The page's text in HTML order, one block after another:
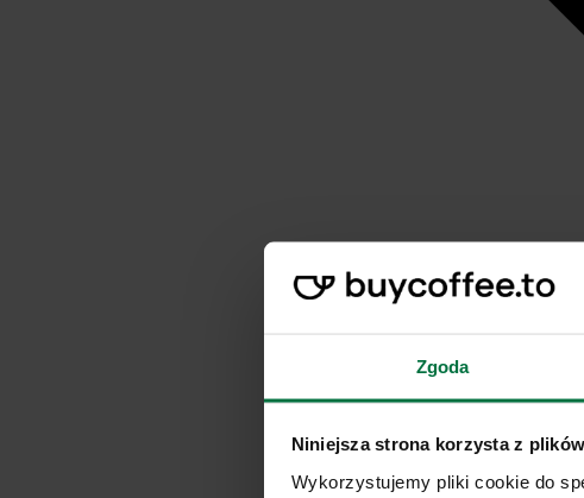
Zgoda
Niniejsza strona korzysta z
Wykorzystujemy pliki cookie do